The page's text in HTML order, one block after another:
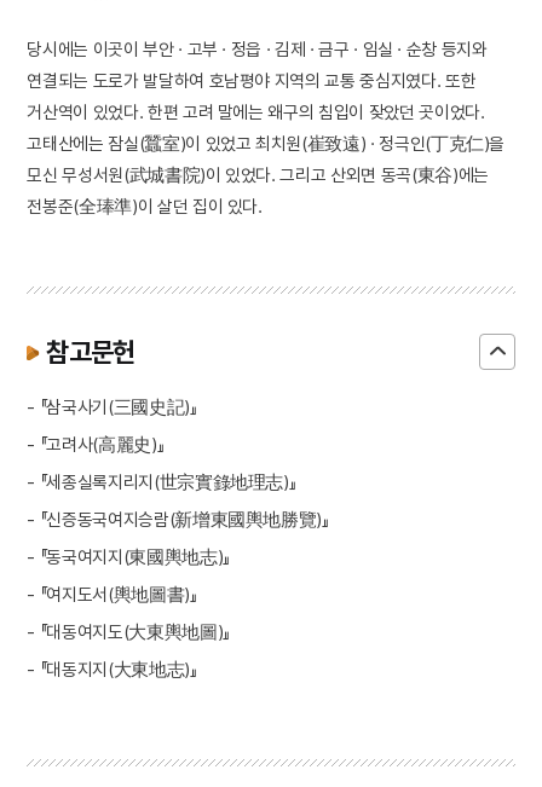
당시에는 이곳이 부안 · 고부 · 정읍 · 김제 · 금구 · 임실 · 순창 등지와
연결되는 도로가 발달하여 호남평야 지역의 교통 중심지였다. 또한
거산역이 있었다. 한편 고려 말에는 왜구의 침입이 잦았던 곳이었다.
고태산에는 잠실(蠶室)이 있었고 최치원(崔致遠) · 정극인(丁克仁)을
모신 무성서원(武城書院)이 있었다. 그리고 산외면 동곡(東谷)에는
전봉준(全琫準)이 살던 집이 있다.
참고문헌
- 『삼국사기(三國史記)』
- 『고려사(高麗史)』
- 『세종실록지리지(世宗實錄地理志)』
- 『신증동국여지승람(新增東國輿地勝覽)』
- 『동국여지지(東國輿地志)』
- 『여지도서(輿地圖書)』
- 『대동여지도(大東輿地圖)』
- 『대동지지(大東地志)』